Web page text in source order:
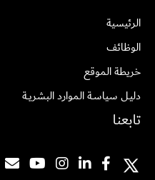
الرئيسية
الوظائف
خريطة الموقع
دليـل سياسـة الموارد البشريــة
تابعنا